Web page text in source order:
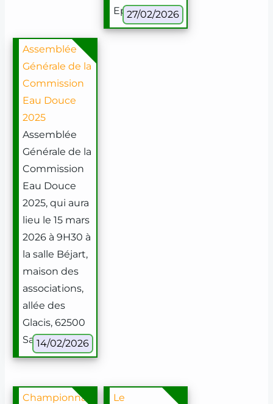
Eperlecques.
27/02/2026
Assemblée
Générale de la
Commission
Eau Douce
2025
Assemblée
Générale de la
Commission
Eau Douce
2025, qui aura
lieu le 15 mars
2026 à 9H30 à
la salle Béjart,
maison des
associations,
allée des
Glacis, 62500
Saint-Omer.
14/02/2026
Championnat
Le